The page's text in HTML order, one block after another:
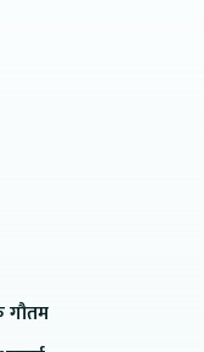
गौतम